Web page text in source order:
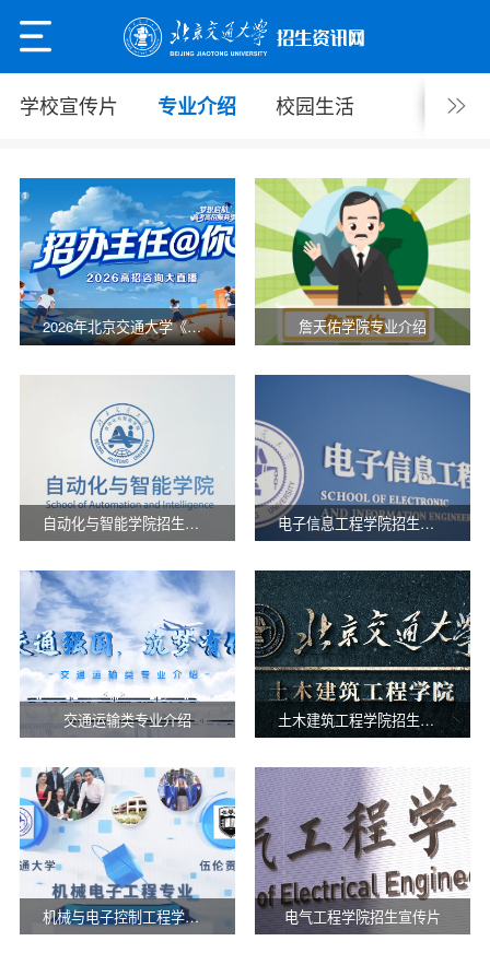
学校宣传片 专业介绍 校园生活
2026年北京交通大学《招办主任@你》节目 詹天佑学院专业介绍
自动化与智能学院招生宣传片 电子信息工程学院招生宣传片
交通运输类专业介绍 土木建筑工程学院招生宣传片
机械与电子控制工程学院机械电子工程( 中外合作办学)招生宣传片 电气工程学院招生宣传片